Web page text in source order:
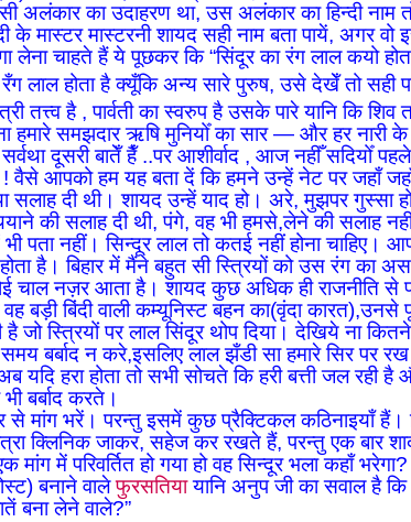
अलंकार का उदाहरण था, उस अलंकार का हिन्दी नाम
के मास्टर मास्टरनी शायद सही नाम बता पायें, अगर वो
लेना चाहते हैं ये पूछकर कि “सिंदूर का रंग लाल कयो
लाल होता है क्यूँकि अन्य सारे पुरुष, उसे देखेँ तो सही
है , पार्वती का स्वरुप है उसके पारे यानि कि शिव
हमारे समझदार ऋषि मुनियोँ का सार — और हर नारी
दूसरी बातेँ हैँ ..पर आशीर्वाद , आज नहीँ सदियोँ
! वैसे आपको हम यह बता दें कि हमने उन्हें नेट पर जहाँ
सलाह दी थी। शायद उन्हें याद हो। अरे, मुझपर
की सलाह दी थी, पंगे, वह भी हमसे,लेने की सलाह
पता नहीं। सिन्दूर लाल तो कतई नहीं होना चाहिए।
है। बिहार में मैंने बहुत सी स्त्रियों को उस रंग का
चाल नज़र आता है। शायद कुछ अधिक ही राजनीति से
बड़ी बिंदी वाली कम्यूनिस्ट बहन का(वृंदा कारत),उनसे
जो स्त्रियों पर लाल सिंदूर थोप दिया। देखिये ना
बर्बाद न करे,इसलिए लाल झँडी सा हमारे सिर पर
यदि हरा होता तो सभी सोचते कि हरी बत्ती जल रही
बर्बाद करते।
से मांग भरें। परन्तु इसमें कुछ प्रैक्टिकल कठिनाइयाँ
क्लिनिक जाकर, सहेज कर रखते हैं, परन्तु एक बार
में परिवर्तित हो गया हो वह सिन्दूर भला कहाँ भरेगा?
बनाने वालेफुरसतियायानि अनुप जी का सवाल है
बना लेने वाले?”